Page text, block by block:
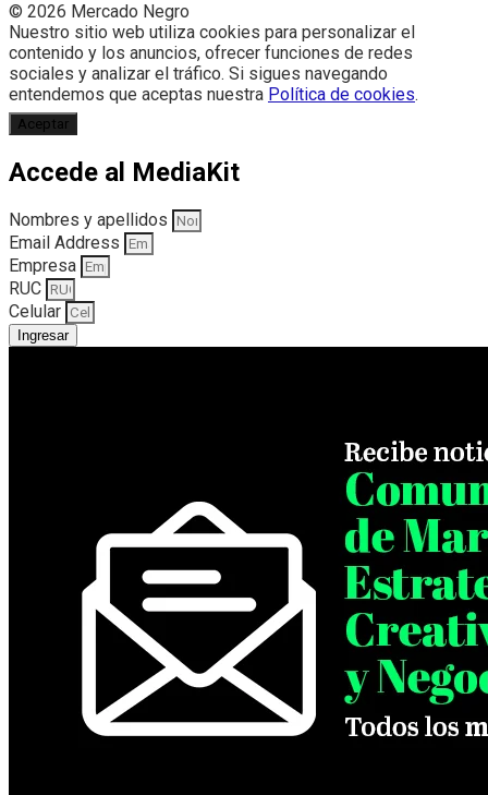
© 2026 Mercado Negro
Nuestro sitio web utiliza cookies para personalizar el
contenido y los anuncios, ofrecer funciones de redes
sociales y analizar el tráfico. Si sigues navegando
entendemos que aceptas nuestra Política de cookies.
Aceptar
Accede al MediaKit
Nombres y apellidos
Email Address
Empresa
RUC
Celular
Ingresar